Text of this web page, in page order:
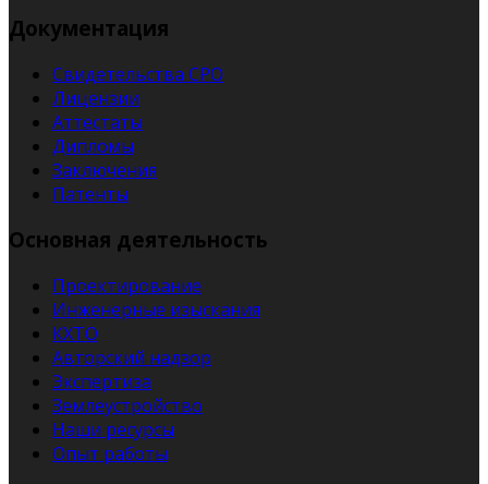
Документация
Свидетельства СРО
Лицензии
Аттестаты
Дипломы
Заключения
Патенты
Основная деятельность
Проектирование
Инженерные изыскания
КХТО
Авторский надзор
Экспертиза
Землеустройство
Наши ресурсы
Опыт работы